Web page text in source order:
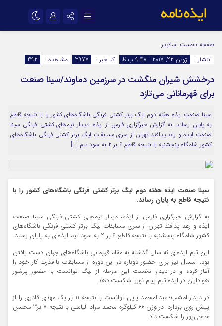
اینستاگرام
سروش
ایتا
آپارات
اپلیکیشن رمز عبور
مرا به خاطر بسپار
صفحه نخست اسلایدر
انتشار :
ژوئن 22, 2017 - 9:48 ب.ظ کد خبر : 3977 مشاهده : 392
درخشش شیران منگشت در سرزمین دماوند/سینا صنعت
برای قهرمانانی می‌تازد
سینا صنعت ایذه هفته دوم لیگ برتر کشتی فرنگی باشگاه‌های کشور را با نتیجه قاطع
به پایان رساند. به گزارش خبرگزاری فارس از ایذه، دیدار تیم‌های کشتی فرنگی سینا
صنعت ایذه و رعد پدافند تهران از سری مسابقات لیگ برتر کشتی فرنگی باشگاه‌های
کشور شامگاه پنجشنبه با نتیجه قاطع 6 بر 2 به سود تیم […]
سینا صنعت ایذه هفته دوم لیگ برتر کشتی فرنگی باشگاه‌های کشور را با
نتیجه قاطع به پایان رساند.
به گزارش خبرگزاری فارس از ایذه، دیدار تیم‌های کشتی فرنگی سینا صنعت
ایذه و رعد پدافند تهران از سری مسابقات لیگ برتر کشتی فرنگی باشگاه‌های
کشور شامگاه پنجشنبه با نتیجه قاطع 6 بر 2 به سود تیم ایذه‌ای به پایان رسید.
این تیم ایذه‌ای که سال گذشته به مقام قهرمانی باشگاه‌های جهان دست یافتن
بود، امسال نیز برای حضور دوباره در این دوره از مسابقات با قدرت کار خود را
آغاز کرده و در دیدار نخست این مرحله از لیگ توانست با حضور پرشور
هواداران در ایذه تیم پیام نوررا شکست دهد.
در دیدار امشب؛ عبدالمحمد پاپی توانست با نتیجه 11 بر یک مهدی قادری را از
پیش روی بردارد، در وزن 66 کیلوگرم محمد مراد الیاسی با نتیجه 7 بر3 محسن
حاجی‌پور را شکست داد.